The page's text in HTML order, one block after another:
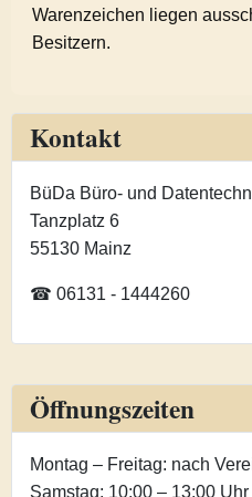
Warenzeichen liegen
Besitzern.
Kontakt
BüDa Büro- und
Tanzplatz 6
55130 Mainz
☎ 06131 - 1444260
Öffnungszeiten
Montag – Freitag: nach
Samstag: 10:00 – 13:00 Uhr